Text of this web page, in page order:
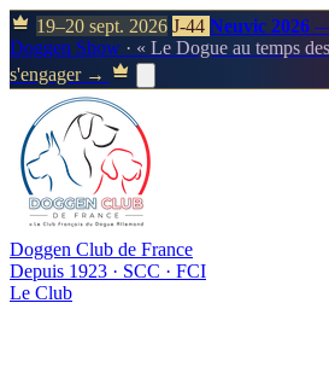
19–20 sept. 2026 J-44 Neuvic 2026 —
Doggen Show · « Le Dogue au temps
s'engager →
Doggen Club de France
Depuis 1923 · SCC · FCI
Le Club